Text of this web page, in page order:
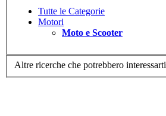
Tutte le Categorie
Motori
Moto e Scooter
Altre ricerche che potrebbero interessarti